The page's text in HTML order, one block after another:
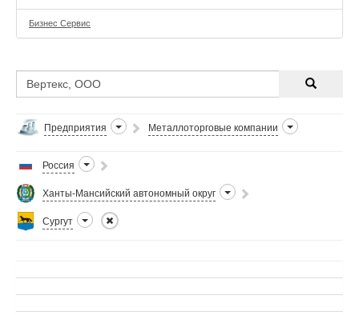
Бизнес Сервис
Предприятия Металлоторговые компании
Россия
Ханты-Мансийский автономный округ
Сургут